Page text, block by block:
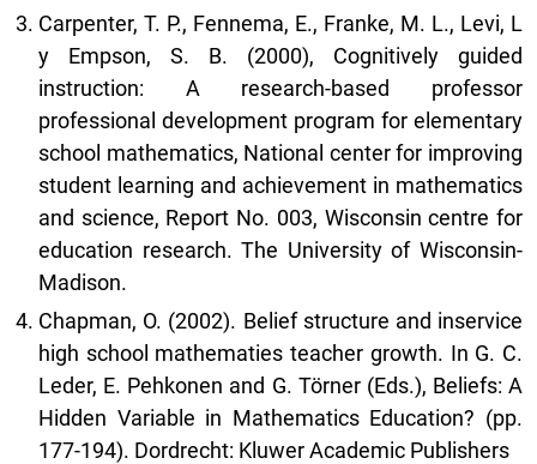
Carpenter, T. P., Fennema, E., Franke, M. L., Levi, L
y Empson, S. B. (2000), Cognitively guided
instruction: A research-based professor
professional development program for elementary
school mathematics, National center for improving
student learning and achievement in mathematics
and science, Report No. 003, Wisconsin centre for
education research. The University of Wisconsin-
Madison.
Chapman, O. (2002). Belief structure and inservice
high school mathematies teacher growth. In G. C.
Leder, E. Pehkonen and G. Törner (Eds.), Beliefs: A
Hidden Variable in Mathematics Education? (pp.
177-194). Dordrecht: Kluwer Academic Publishers